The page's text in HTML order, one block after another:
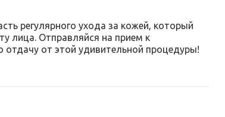
регулярного ухода за кожей, который
лица. Отправляйся на прием к
от этой удивительной процедуры!